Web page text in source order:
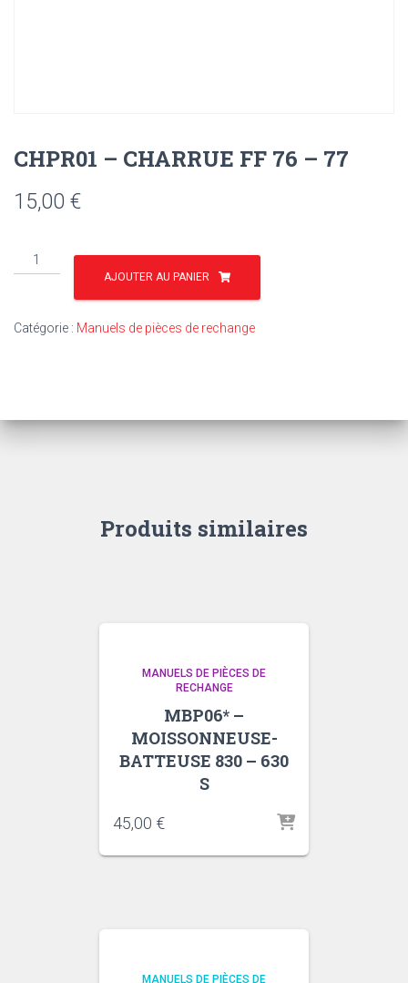
CHPR01 – CHARRUE FF 76 – 77
15,00 €
quantité
de
CHARRUE
AJOUTER AU PANIER
Catégorie : Manuels de pièces de rechange
Produits similaires
MANUELS DE PIÈCES DE
RECHANGE
MBP06* –
MOISSONNEUSE-
BATTEUSE 830 – 630
S
45,00 €
MANUELS DE PIÈCES DE